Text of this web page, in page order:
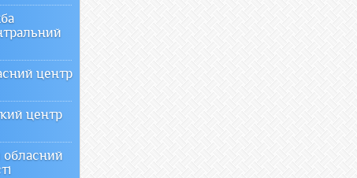
центр
центр
обласний